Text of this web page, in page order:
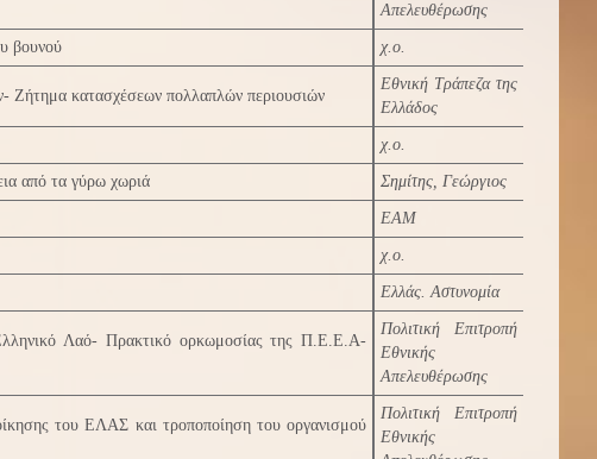
Απελευθέρωσης
βουνού χ.ο.
Ζήτημα κατασχέσεων πολλαπλών περιουσιών
Εθνική Τράπεζα της
Ελλάδος
χ.ο.
από τα γύρω χωριά Σημίτης, Γεώργιος
ΕΑΜ
χ.ο.
Ελλάς. Αστυνομία
Λαό- Πρακτικό ορκωμοσίας της Π.Ε.Ε.Α-
Πολιτική Επιτροπή
Εθνικής
Απελευθέρωσης
του ΕΛΑΣ και τροποποίηση του οργανισμού
Πολιτική Επιτροπή
Εθνικής